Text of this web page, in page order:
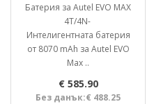
Батерия за Autel EVO MAX
4T/4N-
Интелигентната батерия
от 8070 mAh за Autel EVO
Max ..
€ 585.90
Без данък:€ 488.25